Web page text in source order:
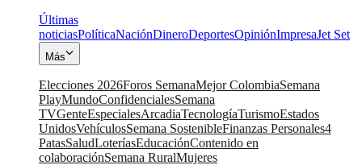
Últimas
noticiasPolíticaNaciónDineroDeportesOpiniónImpresaJet Set
Más
Elecciones 2026Foros SemanaMejor ColombiaSemana
PlayMundoConfidencialesSemana
TVGenteEspecialesArcadiaTecnologíaTurismoEstados
UnidosVehículosSemana SostenibleFinanzas Personales4
PatasSaludLoteríasEducaciónContenido en
colaboraciónSemana RuralMujeres